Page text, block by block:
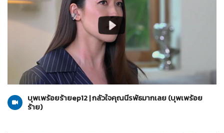
06-07-2565
บุพเพร้อยร้าย
บุพเพร้อยร้ายep12 | กลัวใจคุณนีรพัธมากเลย (บุพเพร้อย
ร้าย)